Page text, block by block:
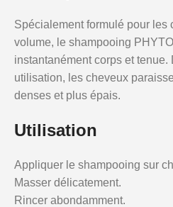
Spécialement formulé pour les
volume, le shampooing
instantanément corps et tenue.
utilisation, les cheveux
denses et plus épais.
Utilisation
Appliquer le shampooing sur
Masser délicatement.
Rincer abondamment.